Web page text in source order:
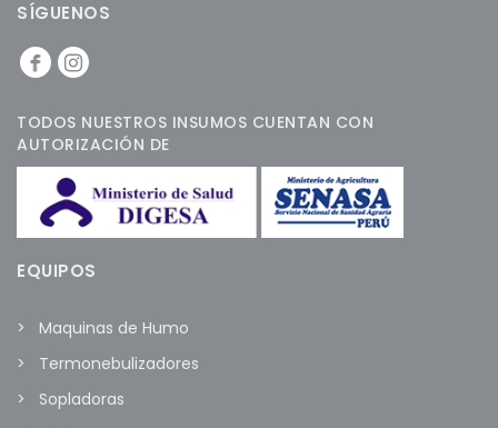
SÍGUENOS
TODOS NUESTROS INSUMOS CUENTAN CON
AUTORIZACIÓN DE
EQUIPOS
Maquinas de Humo
Termonebulizadores
Sopladoras